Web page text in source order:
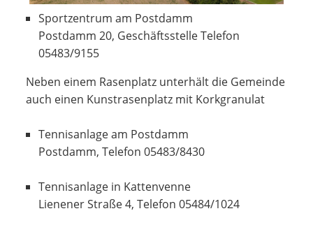
Sportzentrum am Postdamm
Postdamm 20, Geschäftsstelle Telefon
05483/9155
Neben einem Rasenplatz unterhält die Gemeinde
auch einen Kunstrasenplatz mit Korkgranulat
Tennisanlage am Postdamm
Postdamm, Telefon 05483/8430
Tennisanlage in Kattenvenne
Lienener Straße 4, Telefon 05484/1024